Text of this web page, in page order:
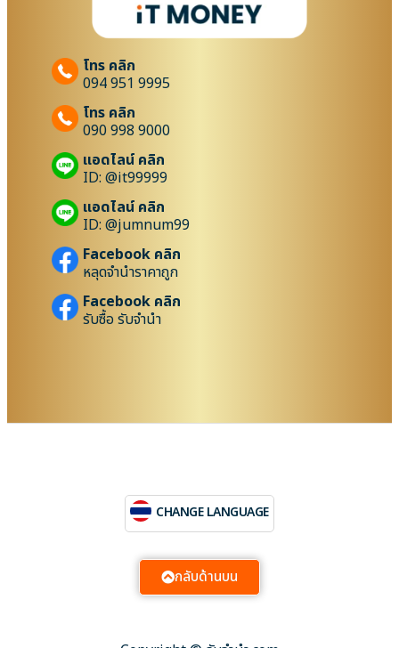
โทร คลิก
094 951 9995
โทร คลิก
090 998 9000
แอดไลน์ คลิก
ID: @it99999
แอดไลน์ คลิก
ID: @jumnum99
Facebook คลิก
หลุดจำนำราคาถูก
Facebook คลิก
รับซื้อ รับจำนำ
CHANGE LANGUAGE
กลับด้านบน